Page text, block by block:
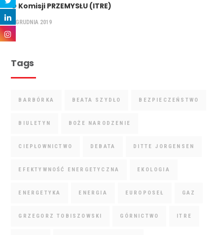
O Komisji PRZEMYSŁU (ITRE)
5 GRUDNIA 2019
Tags
BARBÓRKA BEATA SZYDŁO BEZPIECZEŃSTWO
BIULETYN BOŻE NARODZENIE
CIEPŁOWNICTWO DEBATA DITTE JORGENSEN
EFEKTYWNOŚĆ ENERGETYCZNA EKOLOGIA
ENERGETYKA ENERGIA EUROPOSEŁ GAZ
GRZEGORZ TOBISZOWSKI GÓRNICTWO ITRE